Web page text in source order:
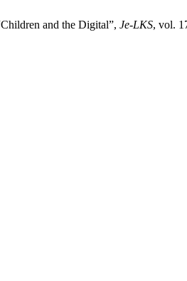
and the Digital”, Je-LKS, vol.